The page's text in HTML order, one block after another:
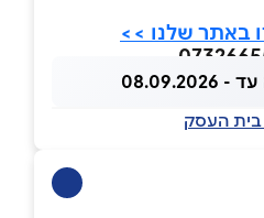
באתר שלנו >>
העסק